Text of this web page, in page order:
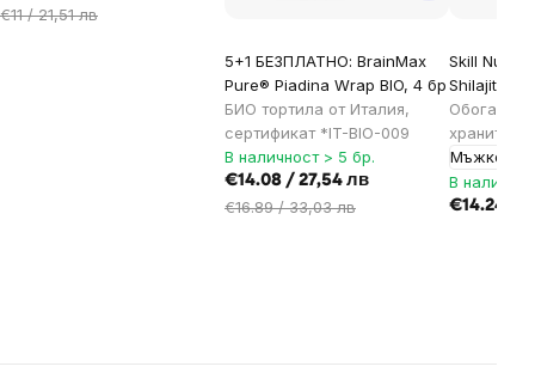
€11 / 21,51 лв
5+1 БЕЗПЛАТНО: BrainMax
Pure® Piadina Wrap BIO, 4 бр
БИО тортила от Италия,
сертификат *IT-BIO-009
В наличност > 5 бр.
€14.08 / 27,54 лв
€16.89 / 33,03 лв
Skill
Shilajit, 60
Мъжко
В
€14.24 /